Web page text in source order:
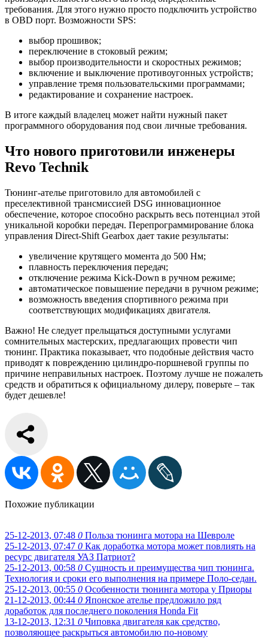
требования. Для этого нужно просто подключить устройство
в OBD порт. Возможности SPS:
выбор прошивок;
переключение в стоковый режим;
выбор производительности и скоростных режимов;
включение и выключение противоугонных устройств;
управление тремя пользовательскими программами;
редактирование и сохранение настроек.
В итоге каждый владелец может найти нужный пакет
программного оборудования под свои личные требования.
Что нового приготовили инженеры
Revo Technik
Тюнинг-ателье приготовило для автомобилей с
преселективной трансмиссией DSG инновационное
обеспечение, которое способно раскрыть весь потенциал этой
уникальной коробки передач. Перепрограммирование блока
управления Direct-Shift Gearbox дает такие результаты:
увеличение крутящего момента до 500 Нм;
плавность переключения передач;
отключение режима Kick-Down в ручном режиме;
автоматическое повышение передачи в ручном режиме;
возможность введения спортивного режима при
соответствующих модификациях двигателя.
Важно! Не следует прельщаться доступными услугами
сомнительных мастерских, предлагающих провести чип
тюнинг. Практика показывает, что подобные действия часто
приводят к повреждению цилиндро-поршневой группы по
причине неправильных настроек. Поэтому лучше не пожалеть
средств и обратиться к официальному дилеру, поверьте – так
будет дешевле!
Похожие публикации
25-12-2013, 07:48 0 Польза тюнинга мотора на Шевроле
25-12-2013, 07:47 0 Как доработка мотора может повлиять на
ресурс двигателя УАЗ Патриот?
25-12-2013, 00:58 0 Сущность и преимущества чип тюнинга.
Технология и сроки его выполнения на примере Поло-седан.
25-12-2013, 00:55 0 Особенности тюнинга мотора у Приоры
21-12-2013, 00:44 0 Японское ателье предложило ряд
доработок для последнего поколения Honda Fit
13-12-2013, 12:31 0 Чиповка двигателя как средство,
позволяющее раскрыться автомобилю по-новому